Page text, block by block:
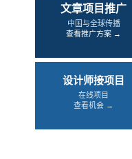
文章项目推广
中国与全球传播
查看推广方案 →
设计师接项目
在线项目
查看机会 →